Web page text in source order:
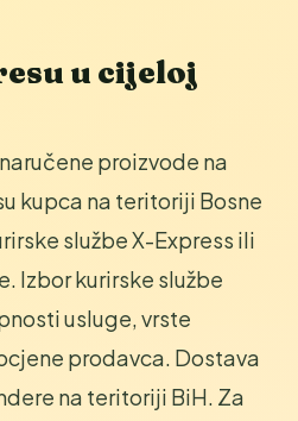
u cijeloj
proizvode na
kupca na teritoriji Bosne
službe X-Express ili
Izbor kurirske službe
usluge, vrste
prodavca. Dostava
na teritoriji BiH. Za